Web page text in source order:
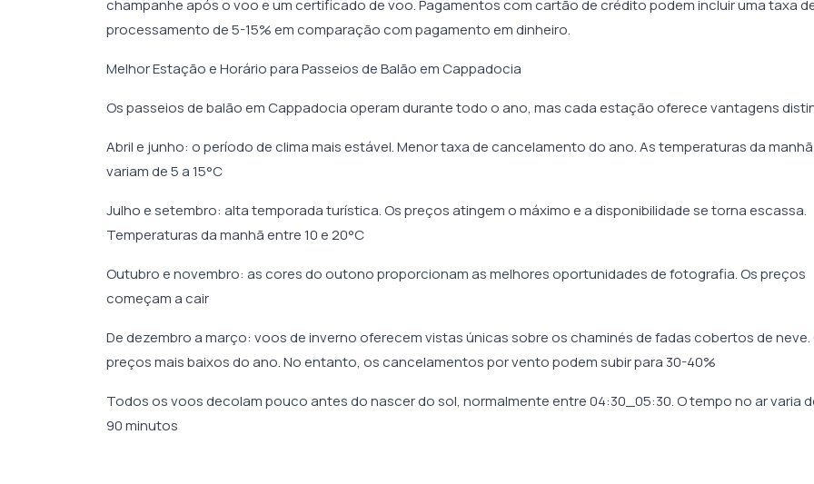
champanhe após o voo e um certificado de voo. Pagamentos com cartão de crédito podem incluir uma taxa
processamento de 5-15% em comparação com pagamento em dinheiro.
Melhor Estação e Horário para Passeios de Balão em Cappadocia
Os passeios de balão em Cappadocia operam durante todo o ano, mas cada estação oferece vantagens
Abril e junho: o período de clima mais estável. Menor taxa de cancelamento do ano. As temperaturas da manhã
variam de 5 a 15°C
Julho e setembro: alta temporada turística. Os preços atingem o máximo e a disponibilidade se torna escassa.
Temperaturas da manhã entre 10 e 20°C
Outubro e novembro: as cores do outono proporcionam as melhores oportunidades de fotografia. Os preços
começam a cair
De dezembro a março: voos de inverno oferecem vistas únicas sobre os chaminés de fadas cobertos de neve.
preços mais baixos do ano. No entanto, os cancelamentos por vento podem subir para 30-40%
Todos os voos decolam pouco antes do nascer do sol, normalmente entre 04:30_05:30. O tempo no ar varia
90 minutos